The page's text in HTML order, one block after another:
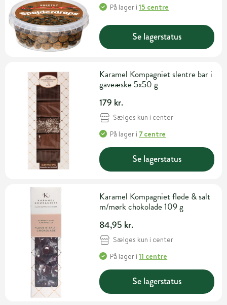
På lager i15 centre
Se lagerstatus
Karamel Kompagniet slentre bar i
gaveæske 5x50 g
179 kr.
Sælges kun i center
På lager i 7 centre
Se lagerstatus
Karamel Kompagniet fløde & salt
m/mørk chokolade 109 g
84,95 kr.
Sælges kun i center
På lager i11 centre
Se lagerstatus